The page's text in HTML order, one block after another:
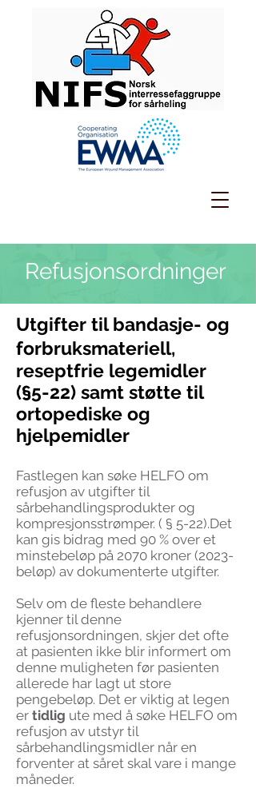
Refusjonsordninger
Utgifter til bandasje- og
forbruksmateriell,
reseptfrie legemidler
(§5-22) samt støtte til
ortopediske og
hjelpemidler
Fastlegen kan søke HELFO om
refusjon av utgifter til
sårbehandlingsprodukter og
kompresjonsstrømper. ( § 5-22).Det
kan gis bidrag med 90 % over et
minstebeløp på 2070 kroner (2023-
beløp) av dokumenterte utgifter.
Selv om de fleste behandlere
kjenner til denne
refusjonsordningen, skjer det ofte
at pasienten ikke blir informert om
denne muligheten før pasienten
allerede har lagt ut store
pengebeløp. Det er viktig at legen
er tidlig ute med å søke HELFO om
refusjon av utstyr til
sårbehandlingsmidler når en
forventer at såret skal vare i mange
måneder.